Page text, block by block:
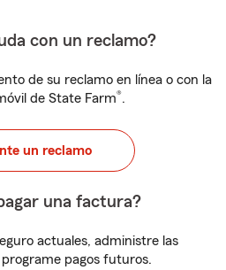
con un reclamo?
de su reclamo en línea o con la
de State Farm®.
un reclamo
una factura?
actuales, administre las
pagos futuros.